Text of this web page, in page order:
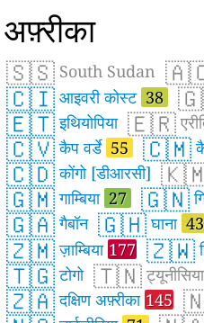
अफ़्रीका
🇸🇸 South Sudan
🇨🇮 आइवरी कोस्ट 38
🇪🇹इथियोपिया 🇪🇷
🇨🇻कैप वर्डे 55 🇨🇲
🇨🇩कोंगो [डीआरसी]
🇬🇲गाम्बिया 27 🇬🇳
🇬🇦गैबॉन 🇬🇭घाना 43
🇿🇲ज़ाम्बिया 177 🇿🇼
🇹🇬टोगो 🇹🇳 ट्यूनीसिया
🇿🇦दक्षिण अफ़्रीका 145